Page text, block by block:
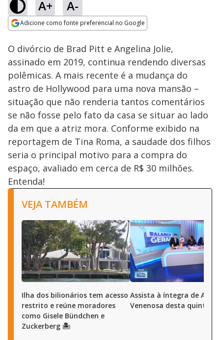
A+ A-
Adicione como fonte preferencial no Google
tem acesso restrito e
reúne moradores
como Gisele
Bündchen e
Ativar
Loaded
36.25%
O divórcio de Brad Pitt e Angelina Jolie,
assinado em 2019, continua rendendo diversas
polêmicas. A mais recente é a mudança do
astro de Hollywood para uma nova mansão –
situação que não renderia tantos comentários
se não fosse pelo fato da casa se situar ao lado
da em que a atriz mora. Conforme exibido na
reportagem de Tina Roma, a saudade dos filhos
seria o principal motivo para a compra do
espaço, avaliado em cerca de R$ 30 milhões.
Entenda!
VEJA TAMBÉM
Ilha dos bilionários tem acesso
restrito e reúne moradores
como Gisele Bündchen e
Zuckerberg 🏝️
Assista à íntegra de A
Venenosa desta quinta (6)